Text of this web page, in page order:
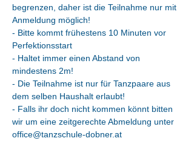
begrenzen, daher ist die Teilnahme nur mit
Anmeldung möglich!
- Bitte kommt frühestens 10 Minuten vor
Perfektionsstart
- Haltet immer einen Abstand von
mindestens 2m!
- Die Teilnahme ist nur für Tanzpaare aus
dem selben Haushalt erlaubt!
- Falls ihr doch nicht kommen könnt bitten
wir um eine zeitgerechte Abmeldung unter
office@tanzschule-dobner.at